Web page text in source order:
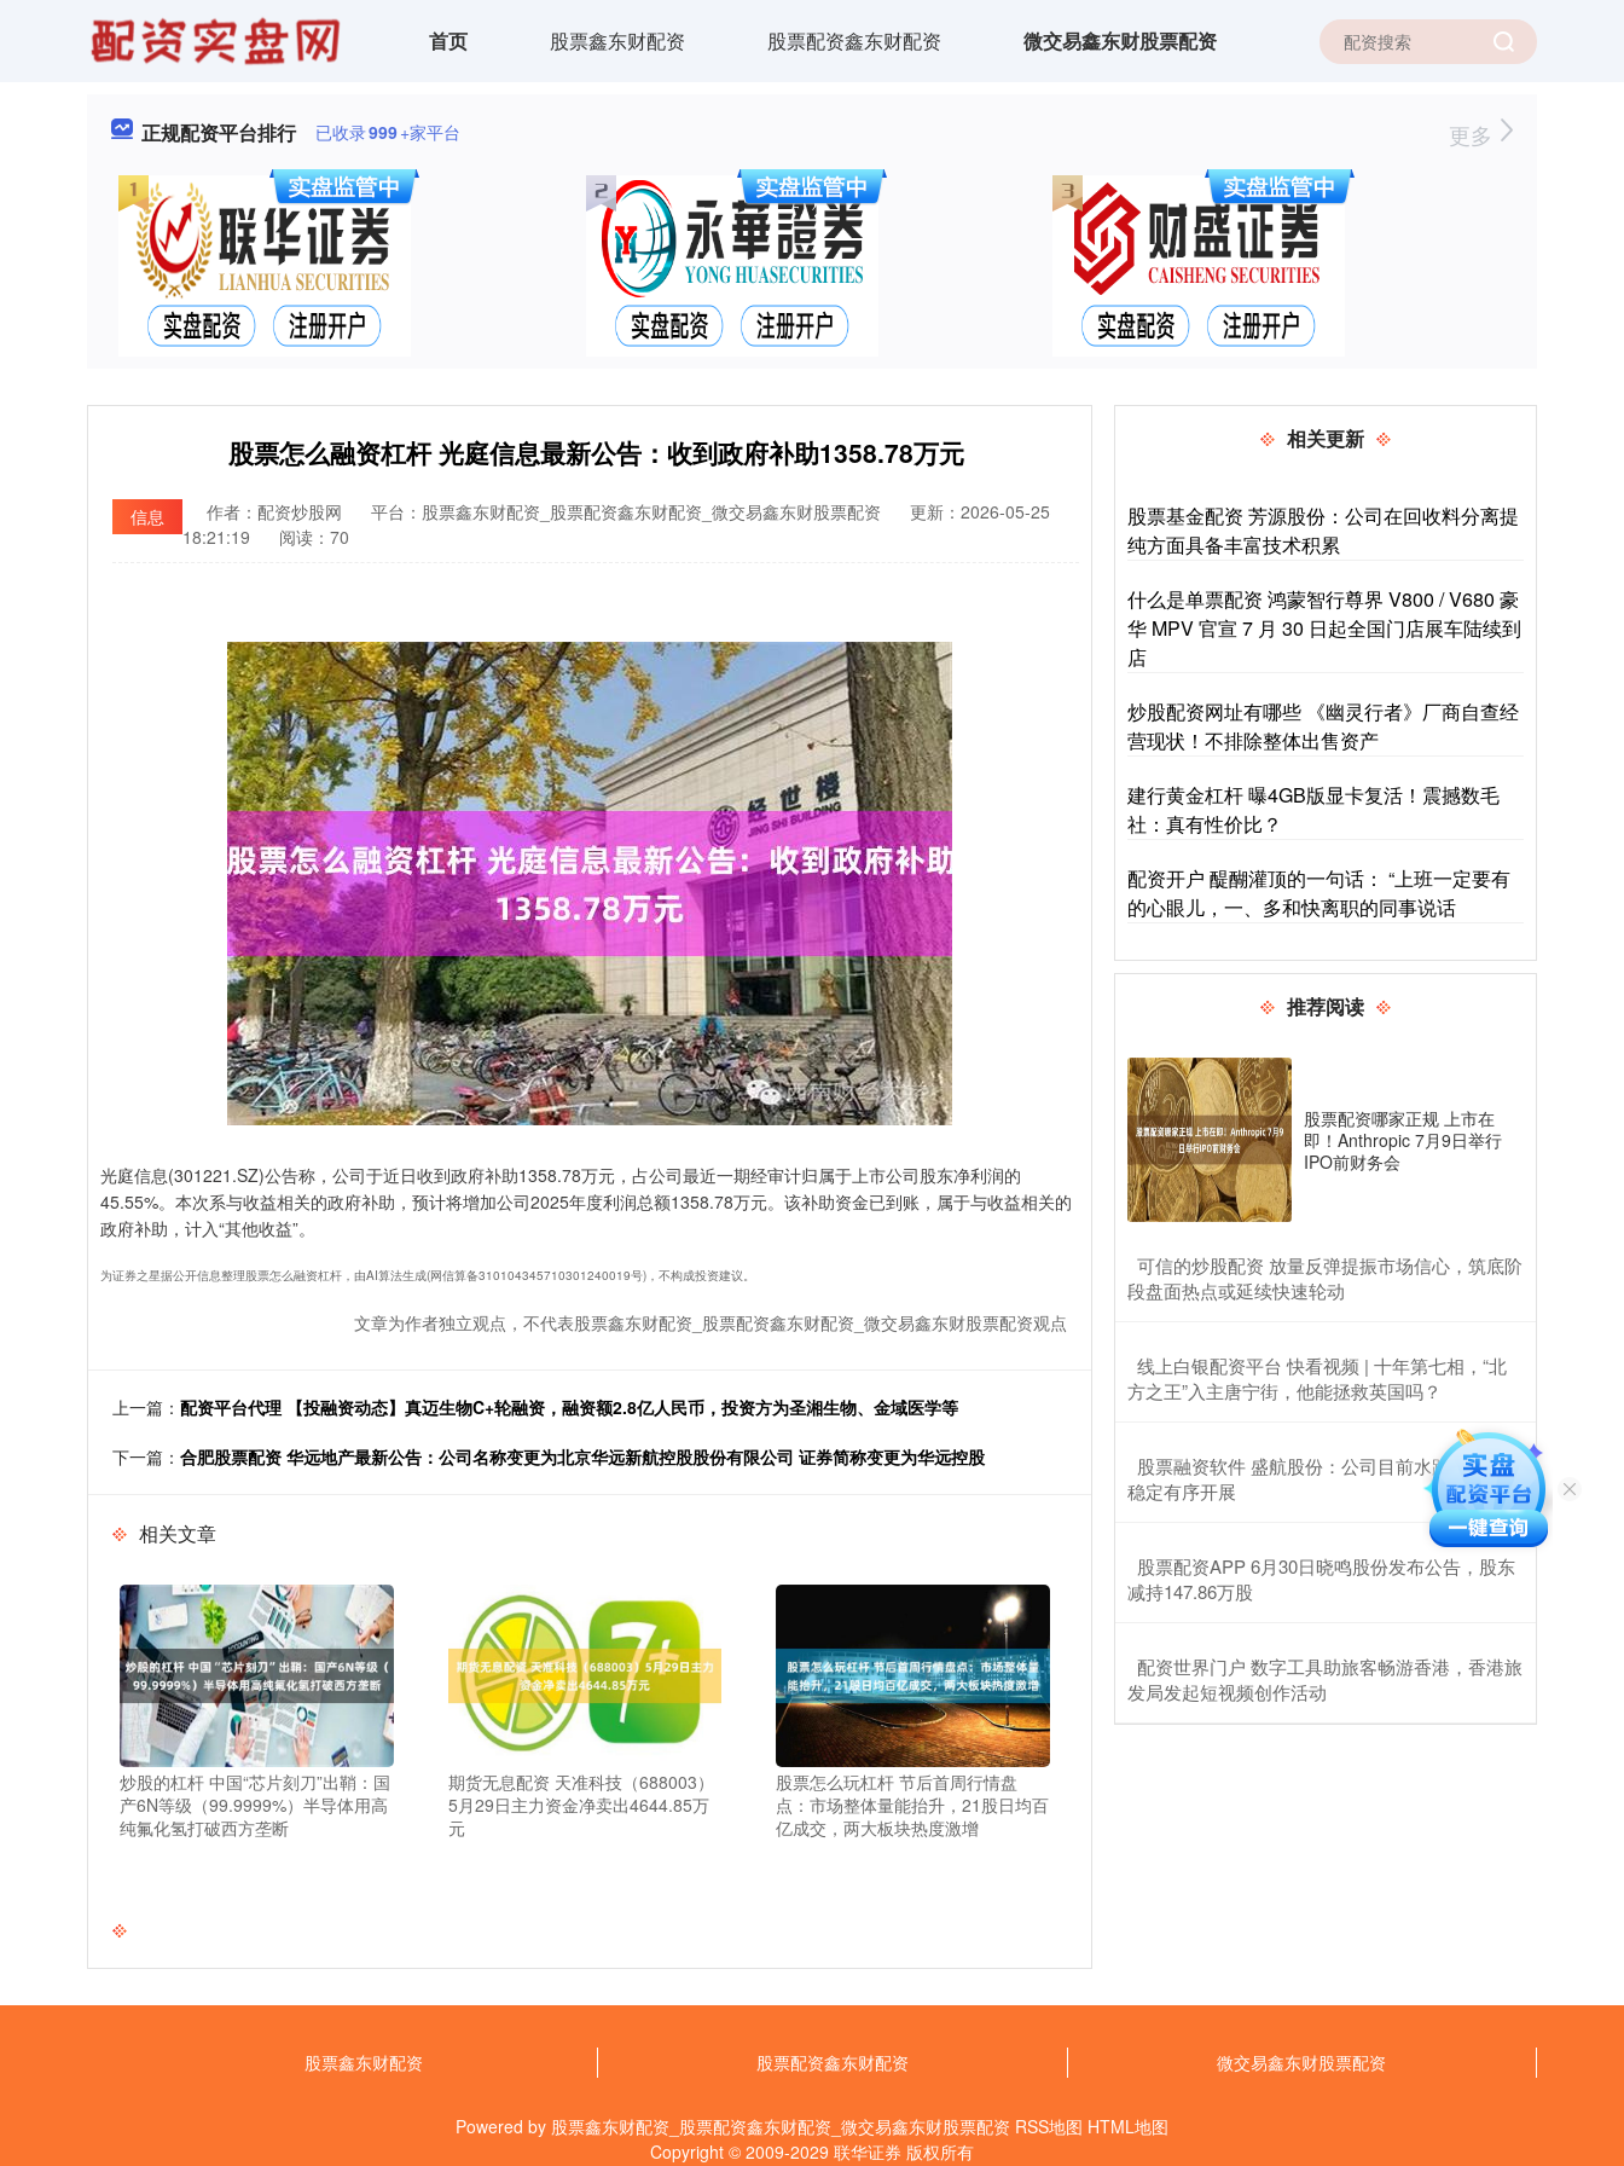
首页 股票鑫东财配资 股票配资鑫东财配资 微交易鑫东财股票配资
正规配资平台排行 已收录999+家平台 更多
股票怎么融资杠杆 光庭信息最新公告：收到政府补助1358.78万元
信息 作者：配资炒股网 平台：股票鑫东财配资_股票配资鑫东财配资_微交易鑫东财股票配资
更新：2026-05-25
18:21:19
阅读：70
光庭信息(301221.SZ)公告称，公司于近日收到政府补助1358.78万元，占公司最近一期经审计归属于上市公司股东净利润的
45.55%。本次系与收益相关的政府补助，预计将增加公司2025年度利润总额1358.78万元。该补助资金已到账，属于与收益相关的
政府补助，计入“其他收益”。
为证券之星据公开信息整理股票怎么融资杠杆，由AI算法生成(网信算备310104345710301240019号)，不构成投资建议。
文章为作者独立观点，不代表股票鑫东财配资_股票配资鑫东财配资_微交易鑫东财股票配资观点
上一篇： 配资平台代理 【投融资动态】真迈生物C+轮融资，融资额2.8亿人民币，投资方为圣湘生物、金域医学等
下一篇： 合肥股票配资 华远地产最新公告：公司名称变更为北京华远新航控股股份有限公司 证券简称变更为华远控股
相关文章
炒股的杠杆 中国“芯片刻刀”出鞘：国
产6N等级（99.9999%）半导体用高
纯氟化氢打破西方垄断
期货无息配资 天准科技（688003）
5月29日主力资金净卖出4644.85万
元
股票怎么玩杠杆 节后首周行情盘
点：市场整体量能抬升，21股日均百
亿成交，两大板块热度激增
相关更新
股票基金配资 芳源股份：公司在回收料分离提
纯方面具备丰富技术积累
什么是单票配资 鸿蒙智行尊界 V800 / V680 豪
华 MPV 官宣 7 月 30 日起全国门店展车陆续到
店
炒股配资网址有哪些 《幽灵行者》厂商自查经
营现状！不排除整体出售资产
建行黄金杠杆 曝4GB版显卡复活！震撼数毛
社：真有性价比？
配资开户 醍醐灌顶的一句话： “上班一定要有
的心眼儿，一、多和快离职的同事说话
推荐阅读
股票配资哪家正规 上市在
即！Anthropic 7月9日举行
IPO前财务会
​可信的炒股配资 放量反弹提振市场信心，筑底阶
段盘面热点或延续快速轮动
​线上白银配资平台 快看视频 | 十年第七相，“北
方之王”入主唐宁街，他能拯救英国吗？
​股票融资软件 盛航股份：公司目前水路运输业务
稳定有序开展
​股票配资APP 6月30日晓鸣股份发布公告，股东
减持147.86万股
​配资世界门户 数字工具助旅客畅游香港，香港旅
发局发起短视频创作活动
股票鑫东财配资 股票配资鑫东财配资 微交易鑫东财股票配资
Powered by 股票鑫东财配资_股票配资鑫东财配资_微交易鑫东财股票配资 RSS地图 HTML地图
Copyright © 2009-2029 联华证券 版权所有